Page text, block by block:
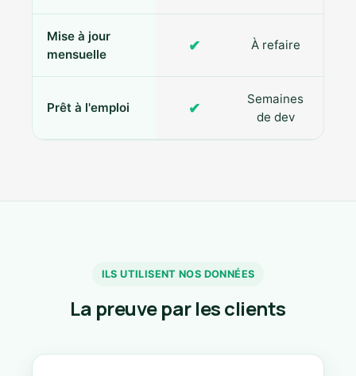
Mise à jour
mensuelle
✔ À refaire
Prêt à l'emploi ✔
Semaines
de dev
ILS UTILISENT NOS DONNÉES
La preuve par les clients